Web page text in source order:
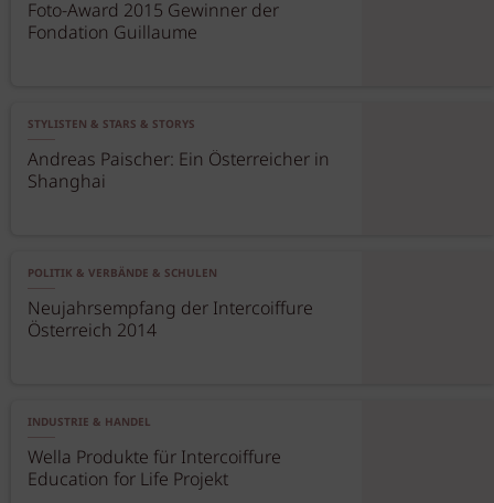
Foto-Award 2015 Gewinner der
Fondation Guillaume
STYLISTEN & STARS & STORYS
Andreas Paischer: Ein Österreicher in
Shanghai
POLITIK & VERBÄNDE & SCHULEN
Neujahrsempfang der Intercoiffure
Österreich 2014
INDUSTRIE & HANDEL
Wella Produkte für Intercoiffure
Education for Life Projekt